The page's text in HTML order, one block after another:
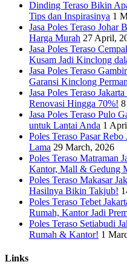
Dinding Teraso Bikin
Tips dan Inspirasinya 1
Jasa Poles Teraso Johar
Harga Murah 27 April,
Jasa Poles Teraso
Kusam Jadi Kinclong
Jasa Poles Teraso
Garansi Kinclong
Jasa Poles Teraso
Renovasi Hingga 70%!
Jasa Poles Teraso Pulo
untuk Lantai Anda 1
Poles Teraso Pasar
Lama 29 March, 2026
Poles Teraso Matraman
Kantor, Mall & Gedung
Poles Teraso Makasar
Hasilnya Bikin Takjub!
Poles Teraso Tebet
Rumah, Kantor Jadi
Poles Teraso Setiabudi
Rumah & Kantor! 1
Links